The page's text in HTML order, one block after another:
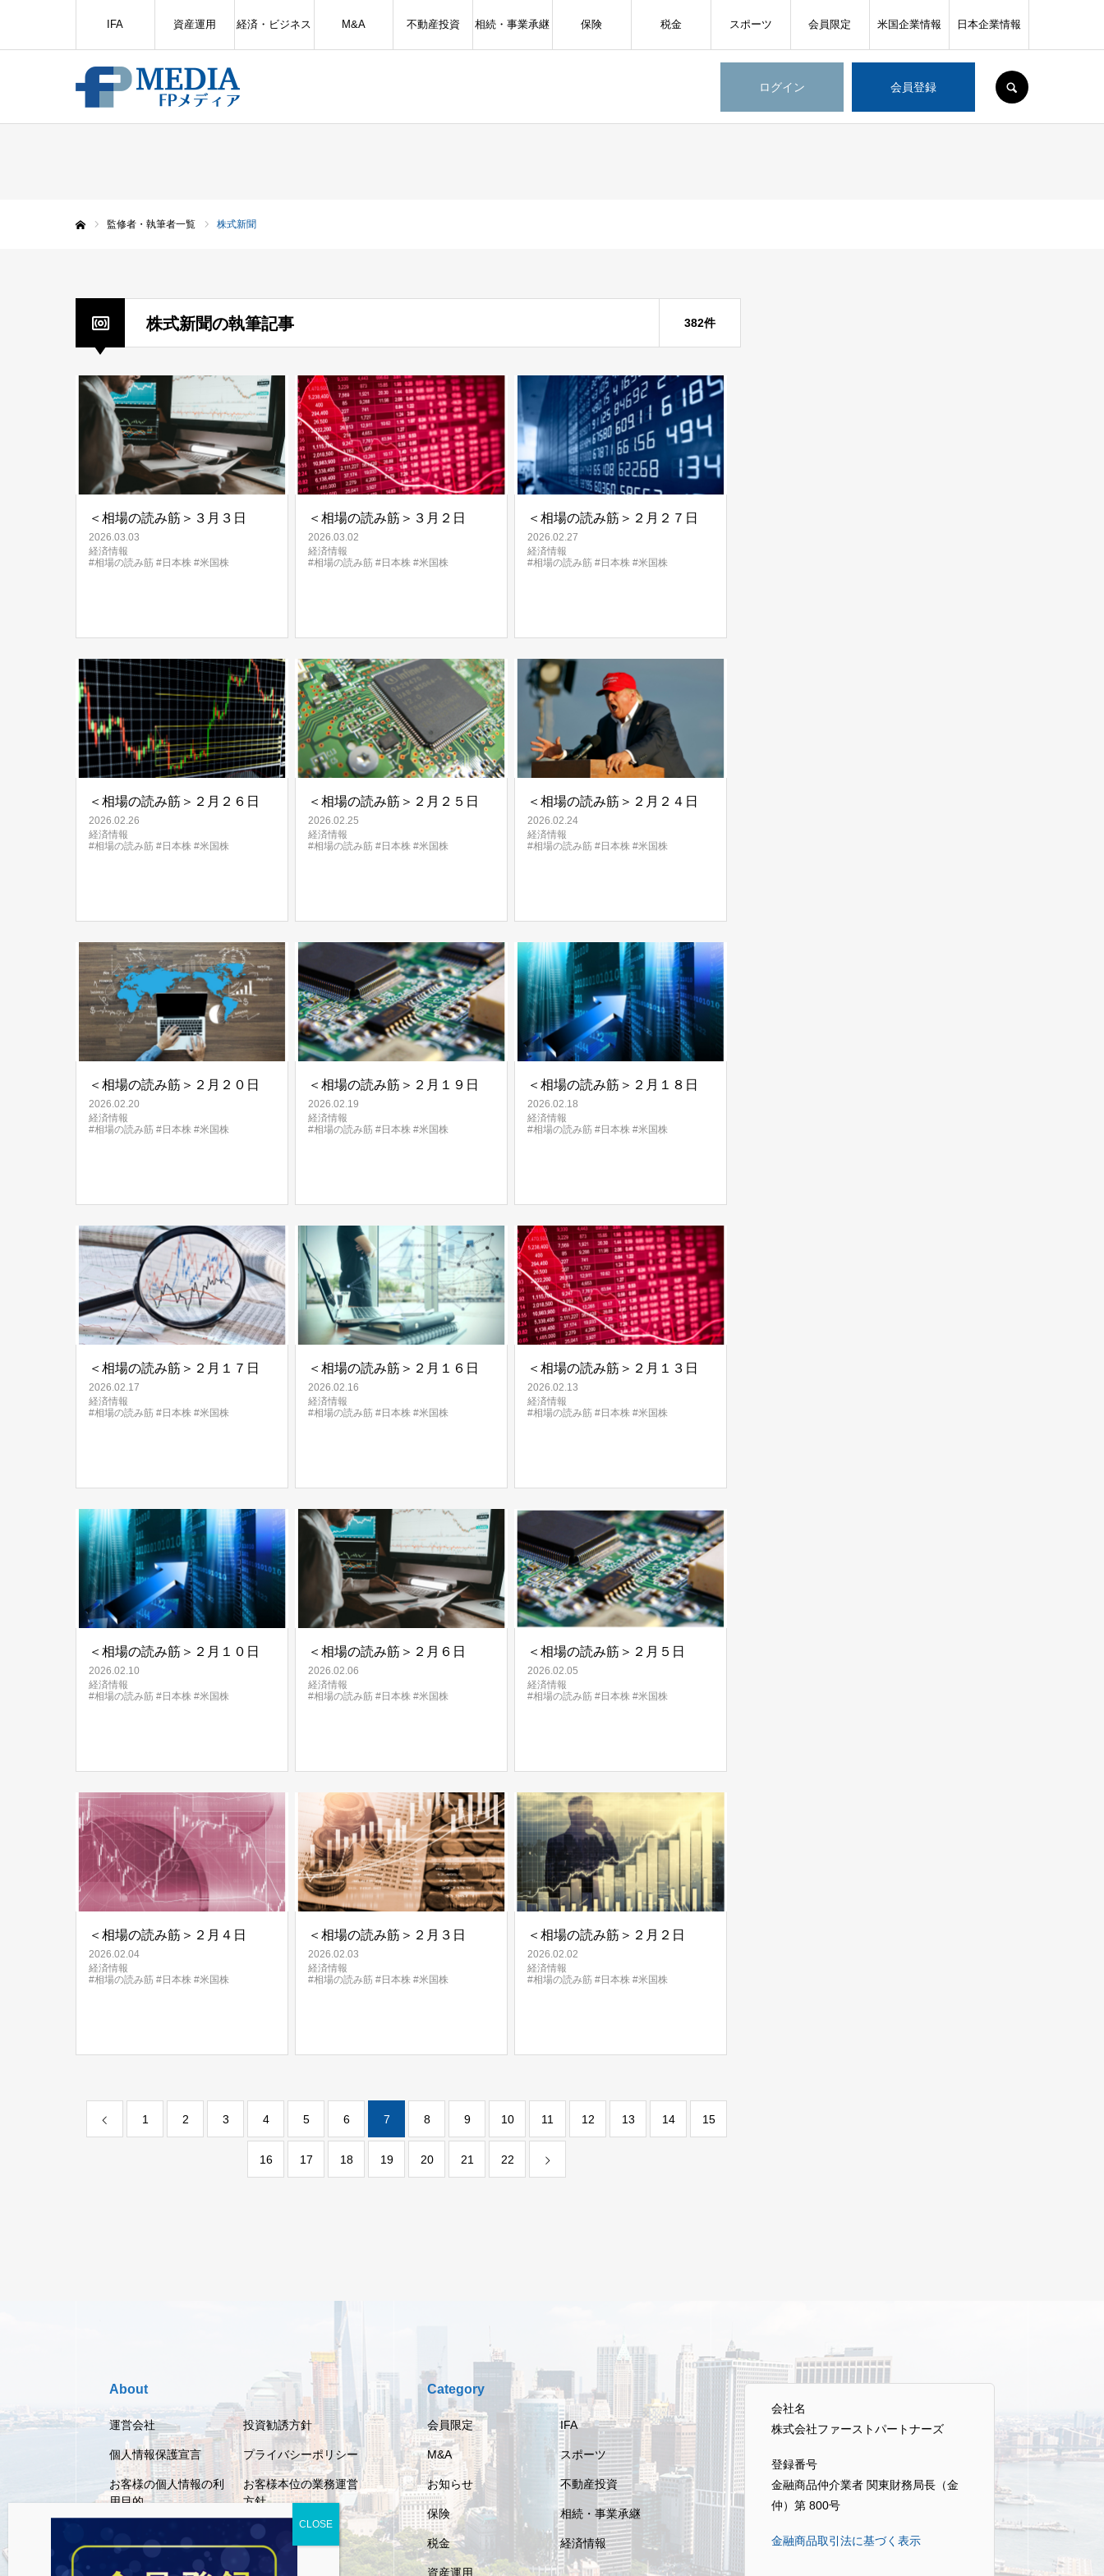
ログイン 会員登録
IFA 資産運用 経済・ビジネス M&A 不動産投資 相続・事業承継 保険 税金 スポーツ 会員限定 米国企業情報 日本企業情報
監修者・執筆者一覧 株式新聞
株式新聞の執筆記事 382件
＜相場の読み筋＞３月３日
2026.03.03
経済情報
#相場の読み筋 #日本株 #米国株
＜相場の読み筋＞３月２日
2026.03.02
経済情報
#相場の読み筋 #日本株 #米国株
＜相場の読み筋＞２月２７日
2026.02.27
経済情報
#相場の読み筋 #日本株 #米国株
＜相場の読み筋＞２月２６日
2026.02.26
経済情報
#相場の読み筋 #日本株 #米国株
＜相場の読み筋＞２月２５日
2026.02.25
経済情報
#相場の読み筋 #日本株 #米国株
＜相場の読み筋＞２月２４日
2026.02.24
経済情報
#相場の読み筋 #日本株 #米国株
＜相場の読み筋＞２月２０日
2026.02.20
経済情報
#相場の読み筋 #日本株 #米国株
＜相場の読み筋＞２月１９日
2026.02.19
経済情報
#相場の読み筋 #日本株 #米国株
＜相場の読み筋＞２月１８日
2026.02.18
経済情報
#相場の読み筋 #日本株 #米国株
＜相場の読み筋＞２月１７日
2026.02.17
経済情報
#相場の読み筋 #日本株 #米国株
＜相場の読み筋＞２月１６日
2026.02.16
経済情報
#相場の読み筋 #日本株 #米国株
＜相場の読み筋＞２月１３日
2026.02.13
経済情報
#相場の読み筋 #日本株 #米国株
＜相場の読み筋＞２月１０日
2026.02.10
経済情報
#相場の読み筋 #日本株 #米国株
＜相場の読み筋＞２月６日
2026.02.06
経済情報
#相場の読み筋 #日本株 #米国株
＜相場の読み筋＞２月５日
2026.02.05
経済情報
#相場の読み筋 #日本株 #米国株
＜相場の読み筋＞２月４日
2026.02.04
経済情報
#相場の読み筋 #日本株 #米国株
＜相場の読み筋＞２月３日
2026.02.03
経済情報
#相場の読み筋 #日本株 #米国株
＜相場の読み筋＞２月２日
2026.02.02
経済情報
#相場の読み筋 #日本株 #米国株
1 2 3 4 5 6 7 8 9 10 11 12 13 14 15
16 17 18 19 20 21 22
About
運営会社 投資勧誘方針
個人情報保護宣言 プライバシーポリシー
お客様の個人情報の利
用目的
お客様本位の業務運営
方針
免責事項
Category
会員限定 IFA
M&A スポーツ
お知らせ 不動産投資
保険 相続・事業承継
税金 経済情報
資産運用
会社名
株式会社ファーストパートナーズ
登録番号
金融商品仲介業者 関東財務局長（金
仲）第 800号
金融商品取引法に基づく表示